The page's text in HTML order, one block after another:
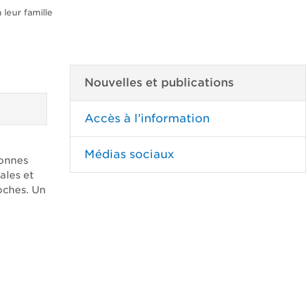
leur famille
et
Un
Nouvelles et publications
Accès à l’information
Médias sociaux